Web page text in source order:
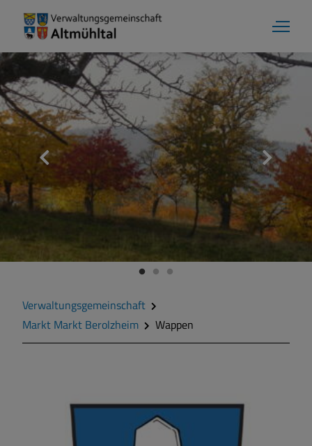
Aktuelles
Verwaltungsgemeinschaft
Gemeinde Alesheim
Markt Markt Berolzheim
Verwaltungsgemeinschaft
Markt Markt Berolzheim
Wappen